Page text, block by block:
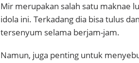
Mir merupakan salah satu maknae
idola ini. Terkadang dia bisa tulus
tersenyum selama berjam-jam.
Namun, juga penting untuk